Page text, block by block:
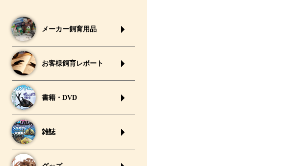
メーカー飼育用品
お客様飼育レポート
書籍・DVD
雑誌